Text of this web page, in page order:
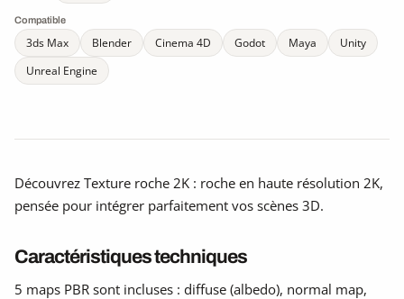
Compatible
3ds Max Blender Cinema 4D Godot Maya
Unity
Unreal Engine
Découvrez Texture roche 2K : roche en haute résolution 2K,
pensée pour intégrer parfaitement vos scènes 3D.
Caractéristiques techniques
5 maps PBR sont incluses : diffuse (albedo), normal map,